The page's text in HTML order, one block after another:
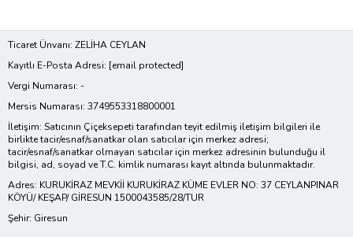
Ticaret Ünvanı: ZELİHA CEYLAN
Kayıtlı E-Posta Adresi: [email protected]
Vergi Numarası: -
Mersis Numarası: 3749553318800001
İletişim: Satıcının Çiçeksepeti tarafından teyit edilmiş iletişim bilgileri ile
birlikte tacir/esnaf/sanatkar olan satıcılar için merkez adresi;
tacir/esnaf/sanatkar olmayan satıcılar için merkez adresinin bulunduğu il
bilgisi, ad, soyad ve T.C. kimlik numarası kayıt altında bulunmaktadır.
Adres: KURUKİRAZ MEVKİİ KURUKİRAZ KÜME EVLER NO: 37 CEYLANPINAR
KÖYÜ/ KEŞAP/ GİRESUN 1500043585/28/TUR
Şehir: Giresun